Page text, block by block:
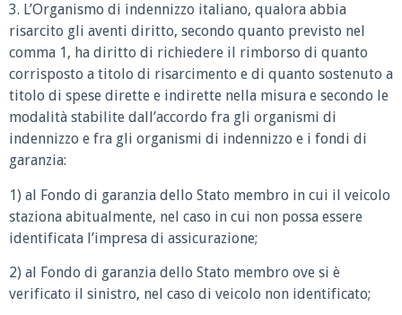
3. L’Organismo di indennizzo italiano, qualora abbia
risarcito gli aventi diritto, secondo quanto previsto nel
comma 1, ha diritto di richiedere il rimborso di quanto
corrisposto a titolo di risarcimento e di quanto sostenuto a
titolo di spese dirette e indirette nella misura e secondo le
modalità stabilite dall’accordo fra gli organismi di
indennizzo e fra gli organismi di indennizzo e i fondi di
garanzia:
1) al Fondo di garanzia dello Stato membro in cui il veicolo
staziona abitualmente, nel caso in cui non possa essere
identificata l’impresa di assicurazione;
2) al Fondo di garanzia dello Stato membro ove si è
verificato il sinistro, nel caso di veicolo non identificato;